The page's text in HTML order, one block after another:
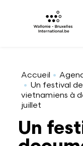
Aller au contenu
Accueil
Un festival
vietnamiens à
juillet
Un
Coopération
Europe
Jeunesse
Architecture
Arts visuels
Audiovisuel
Emploi
Enseignement
Formation
Bourses
Financement
recherche
Relations
Relations
Pouvoirs de
Organigramme
Offres d'emploi